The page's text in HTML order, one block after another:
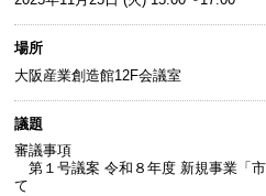
場所
大阪産業創造館12F会議室
議題
審議事項
第１号議案 令和８年度 新規事業「
て